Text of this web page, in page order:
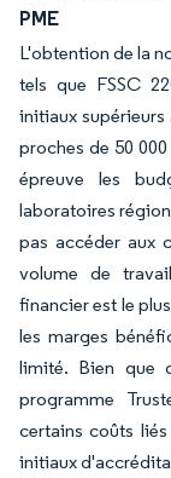
PME
L'obtention de la
tels que FSSC
initiaux supérieurs
proches de 50
épreuve les
laboratoires
pas accéder aux
volume de
financier est le
les marges
limité. Bien que
programme
certains coûts
initiaux